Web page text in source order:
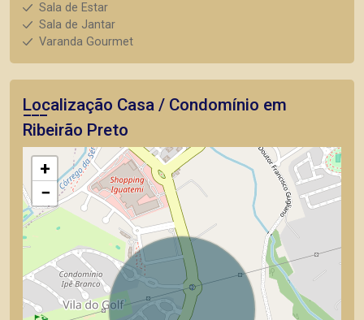
Sala de Estar
Sala de Jantar
Varanda Gourmet
Localização Casa / Condomínio em
Ribeirão Preto
+
−